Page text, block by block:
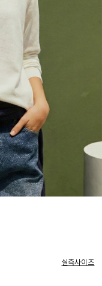
실측사이즈